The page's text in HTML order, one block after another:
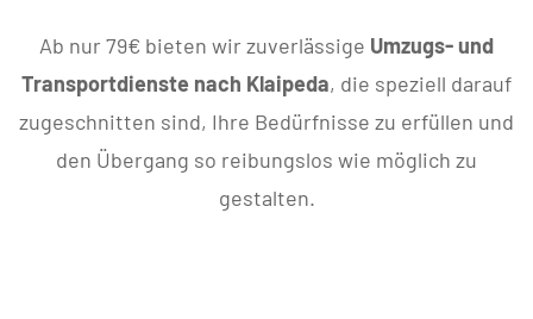
Ab nur 79€ bieten wir zuverlässige Umzugs- und
Transportdienste nach Klaipeda, die speziell darauf
zugeschnitten sind, Ihre Bedürfnisse zu erfüllen und
den Übergang so reibungslos wie möglich zu
gestalten.